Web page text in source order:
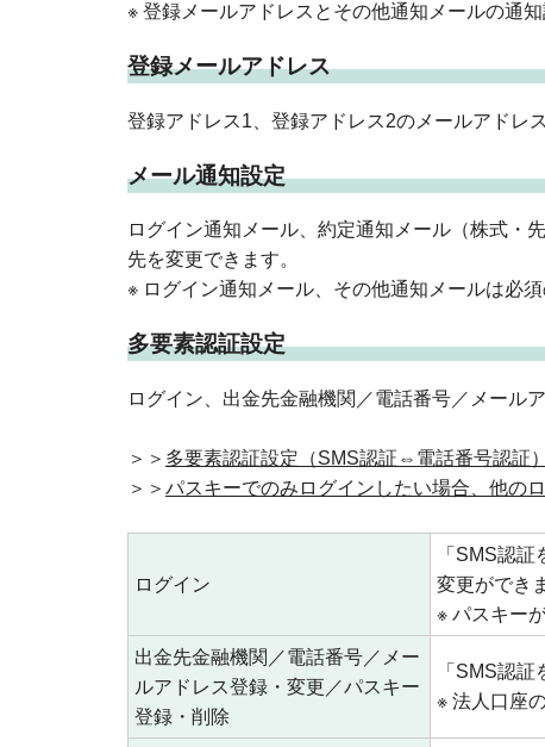
※ 登録メールアドレスとその他通知メールの通
登録メールアドレス
登録アドレス1、登録アドレス2のメールアドレ
メール通知設定
ログイン通知メール、約定通知メール（株式・
先を変更できます。
※ ログイン通知メール、その他通知メールは必
多要素認証設定
ログイン、出金先金融機関／電話番号／メール
＞＞ 多要素認証設定（SMS認証⇔電話番号認証
＞＞ パスキーでのみログインしたい場合、他の
ログイン
「SMS認
変更ができ
※ パスキー
出金先金融機関／電話番号／メー
ルアドレス登録・変更／パスキー
登録・削除
「SMS認
※ 法人口座